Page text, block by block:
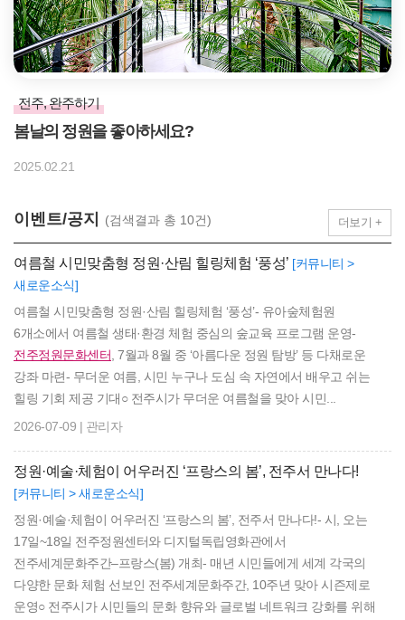
전주, 완주하기
봄날의 정원을 좋아하세요?
2025.02.21
이벤트/공지 (검색결과 총 10건) 더보기 +
여름철 시민맞춤형 정원·산림 힐링체험 ‘풍성’ [커뮤니티 >
새로운소식]
여름철 시민맞춤형 정원·산림 힐링체험 ‘풍성’- 유아숲체험원
6개소에서 여름철 생태·환경 체험 중심의 숲교육 프로그램 운영-
전주정원문화센터, 7월과 8월 중 ‘아름다운 정원 탐방’ 등 다채로운
강좌 마련- 무더운 여름, 시민 누구나 도심 속 자연에서 배우고 쉬는
힐링 기회 제공 기대○ 전주시가 무더운 여름철을 맞아 시민...
2026-07-09 | 관리자
정원·예술·체험이 어우러진 ‘프랑스의 봄’, 전주서 만나다!
[커뮤니티 > 새로운소식]
정원·예술·체험이 어우러진 ‘프랑스의 봄’, 전주서 만나다!- 시, 오는
17일~18일 전주정원센터와 디지털독립영화관에서
전주세계문화주간–프랑스(봄) 개최- 매년 시민들에게 세계 각국의
다양한 문화 체험 선보인 전주세계문화주간, 10주년 맞아 시즌제로
운영○ 전주시가 시민들의 문화 향유와 글로벌 네트워크 강화를 위해